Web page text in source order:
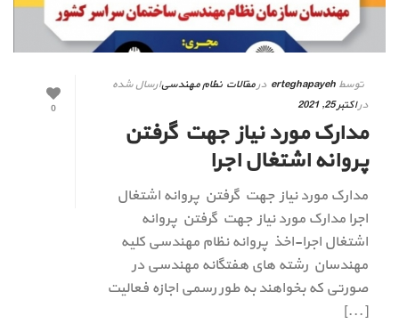
0
توسط erteghapayeh درمقالات نظام مهندسیارسال شده
دراکتبر 25, 2021
مدارک مورد نیاز جهت گرفتن
پروانه اشتغال اجرا
مدارک مورد نیاز جهت گرفتن پروانه اشتغال
اجرا مدارک مورد نیاز جهت گرفتن پروانه
اشتغال اجرا-اخذ پروانه نظام مهندسی کلیه
مهندسان رشته های هفتگانه مهندسی در
صورتی که بخواهند به طور رسمی اجازه فعالیت
[...]